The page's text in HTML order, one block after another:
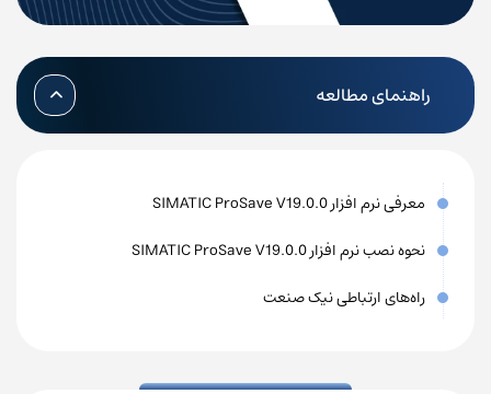
راهنمای مطالعه
معرفی نرم افزار SIMATIC ProSave V19.0.0
نحوه نصب نرم افزار SIMATIC ProSave V19.0.0
راه‌های ارتباطی نیک صنعت